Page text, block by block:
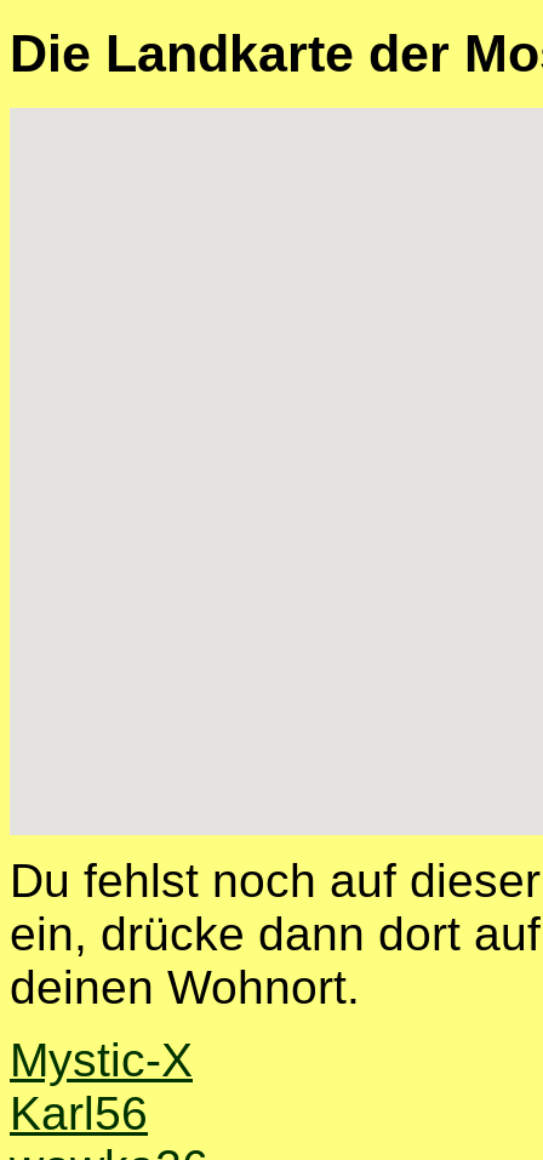
Die Landkarte der
Du fehlst noch auf
ein, drücke dann dort
deinen Wohnort.
Mystic-X
Karl56